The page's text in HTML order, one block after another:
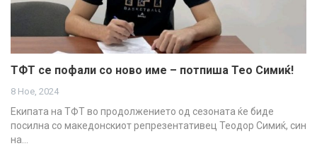
ТФТ се пофали со ново име – потпиша Тео Симиќ!
8 Ное, 2024
Екипата на ТФТ во продолжението од сезоната ќе биде
посилна со македонскиот репрезентативец Теодор Симиќ, син
на…